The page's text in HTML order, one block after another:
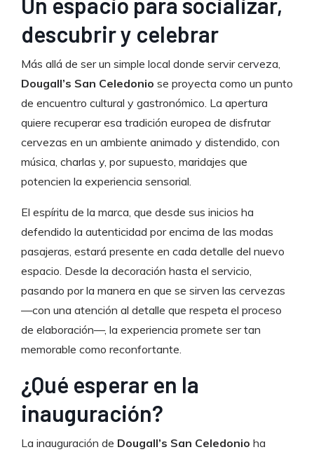
descubrir y celebrar
Más allá de ser un simple local donde servir cerveza,
Dougall’s San Celedonio se proyecta como un punto
de encuentro cultural y gastronómico. La apertura
quiere recuperar esa tradición europea de disfrutar
cervezas en un ambiente animado y distendido, con
música, charlas y, por supuesto, maridajes que
potencien la experiencia sensorial.
El espíritu de la marca, que desde sus inicios ha
defendido la autenticidad por encima de las modas
pasajeras, estará presente en cada detalle del nuevo
espacio. Desde la decoración hasta el servicio,
pasando por la manera en que se sirven las cervezas
—con una atención al detalle que respeta el proceso
de elaboración—, la experiencia promete ser tan
memorable como reconfortante.
¿Qué esperar en la
inauguración?
La inauguración de Dougall’s San Celedonio ha